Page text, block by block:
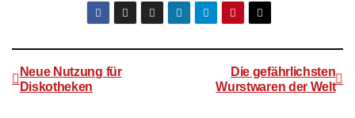
Die gefährlichsten
Wurstwaren der Welt
Neue Nutzung für
Diskotheken